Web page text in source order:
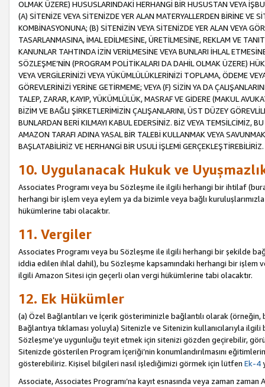
OLMAK ÜZERE) HUSUSLARINDAKİ HERHANGİ BİR HUSUSTAN VEYA
(A) SİTENİZE VEYA SİTENİZDE YER ALAN MATERYALLERDEN BİRİNE VE
KOMBİNASYONUNA; (B) SİTENİZİN VEYA SİTENİZDE YER ALAN VEYA
TASARLANMASINA, İMAL EDİLMESİNE, ÜRETİLMESİNE, REKLAM VE
KANUNLAR TAHTINDA İZİN VERİLMESİNE VEYA BUNLARI İHLAL
SÖZLEŞME’NİN (PROGRAM POLİTİKALARI DA DAHİL OLMAK ÜZERE)
VEYA VERGİLERİNİZİ VEYA YÜKÜMLÜLÜKLERİNİZİ TOPLAMA, ÖDEME
GÖREVLERİNİZİ YERİNE GETİRMEME; VEYA (F) SİZİN YA DA
TALEP, ZARAR, KAYIP, YÜKÜMLÜLÜK, MASRAF VE GİDERE (MAKUL
BİZİM VE BAĞLI ŞİRKETLERİMİZİN ÇALIŞANLARINI, ÜST DÜZEY
BUNLARDAN BERİ KILMAYI KABUL EDERSİNİZ. BİZ VEYA TEMSİLCİMİZ,
AMAZON TARAFI ADINA YASAL BİR TALEBİ KULLANMAK VEYA
BAŞLATABİLİRİZ VE HERHANGİ BİR USULİ İŞLEMİ GERÇEKLEŞTİREBİLİRİZ.
10. Uygulanacak Hukuk ve
Associates Programı veya bu Sözleşme ile ilgili herhangi bir ihtilaf
herhangi bir işlem veya eylem ya da bizimle veya bağlı
hükümlerine tabi olacaktır.
11. Vergiler
Associates Programı veya bu Sözleşme ile ilgili herhangi bir şekilde
iddia edilen ihlal dahil), bu Sözleşme kapsamındaki herhangi bir işlem
ilgili Amazon Sitesi için geçerli olan vergi hükümlerine tabi olacaktır.
12. Ek Hükümler
(a) Özel Bağlantıları ve İçerik gösteriminizle bağlantılı olarak
Bağlantıya tıklaması yoluyla) Sitenizle ve Sitenizin kullanıcılarıyla
Sözleşme’ye uygunluğu teyit etmek için sitenizi gözden geçirebilir,
Sitenizde gösterilen Program İçeriği’nin konumlandırılmasını
gösterebiliriz. Kişisel bilgileri nasıl işlediğimizi görmek için lütfen Ek-4
Associate, Associates Programı’na kayıt esnasında veya zaman